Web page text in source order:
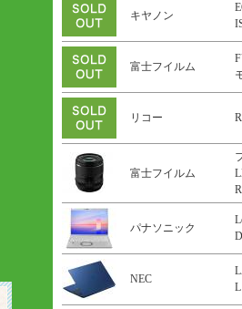
キヤノン
富士フイルム
リコー
富士フイルム
R
パナソニック
NEC